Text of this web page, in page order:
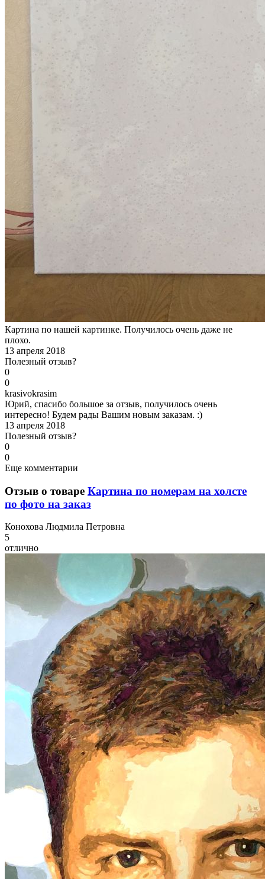
Картина по нашей картинке. Получилось очень даже не
плохо.
13 апреля 2018
Полезный отзыв?
0
0
krasivokrasim
Юрий, спасибо большое за отзыв, получилось очень
интересно! Будем рады Вашим новым заказам. :)
13 апреля 2018
Полезный отзыв?
0
0
Еще комментарии
Отзыв о товаре Картина по номерам на холсте
по фото на заказ
Конохова Людмила Петровна
5
отлично